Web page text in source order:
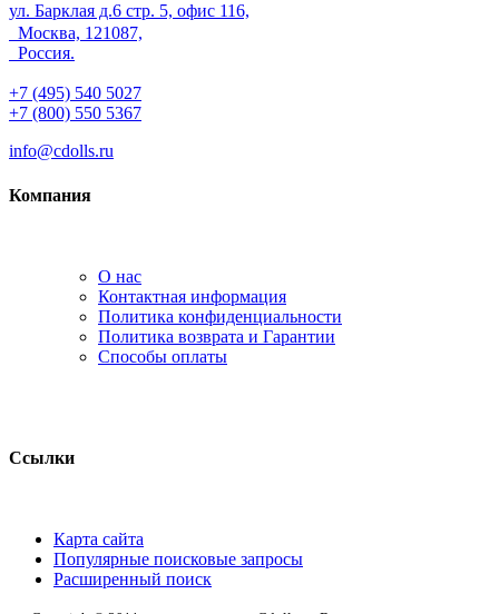
ул. Барклая д.6 стр. 5, офис 116,
Москва, 121087,
Россия.
+7 (495) 540 5027
+7 (800) 550 5367
info@cdolls.ru
Компания
О нас
Контактная информация
Политика конфиденциальности
Политика возврата и Гарантии
Способы оплаты
Ссылки
Карта сайта
Популярные поисковые запросы
Расширенный поиск